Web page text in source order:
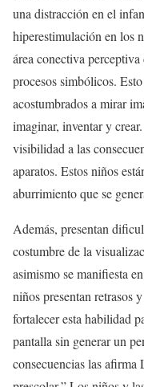
una distracción en el
hiperestimulación en los
área conectiva
procesos simbólicos.
acostumbrados a mirar
imaginar, inventar y
visibilidad a las
aparatos. Estos niños
aburrimiento que se
Además, presentan
costumbre de la
asimismo se manifiesta
niños presentan retrasos
fortalecer esta habilidad
pantalla sin generar un
consecuencias las